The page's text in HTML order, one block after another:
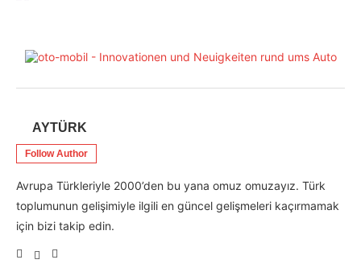
AYTÜRK
Follow Author
Avrupa Türkleriyle 2000’den bu yana omuz omuzayız. Türk
toplumunun gelişimiyle ilgili en güncel gelişmeleri kaçırmamak
için bizi takip edin.